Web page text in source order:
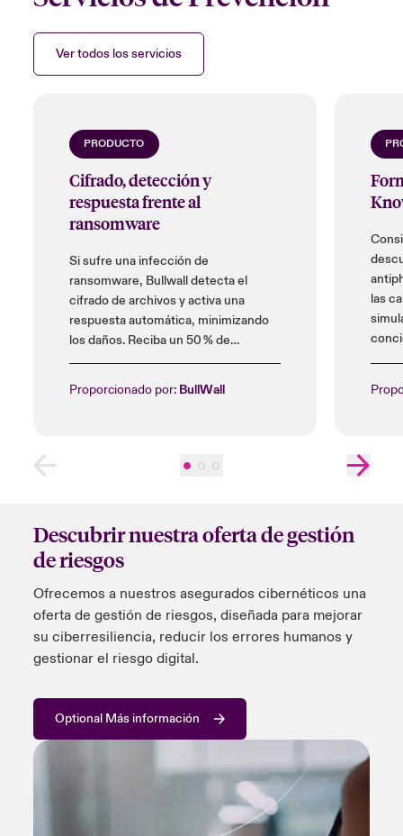
capacitados. Es importante que sus
Close expanded view
Close expanded view
Close expanded view
Ver todos los servicios
PRODUCTO
Cifrado, detección y
respuesta frente al
ransomware
Si sufre una infección de
ransomware, Bullwall detecta el
cifrado de archivos y activa una
respuesta automática, minimizando
los daños. Reciba un 50 % de
descuento en el coste de
licencias.
Proporcionado por: BullWall
las
Descubrir nuestra oferta de gestión
de riesgos
Ofrecemos a nuestros asegurados cibernéticos una
oferta de gestión de riesgos, diseñada para mejorar
su ciberresiliencia, reducir los errores humanos y
gestionar el riesgo digital.
Optional Más información